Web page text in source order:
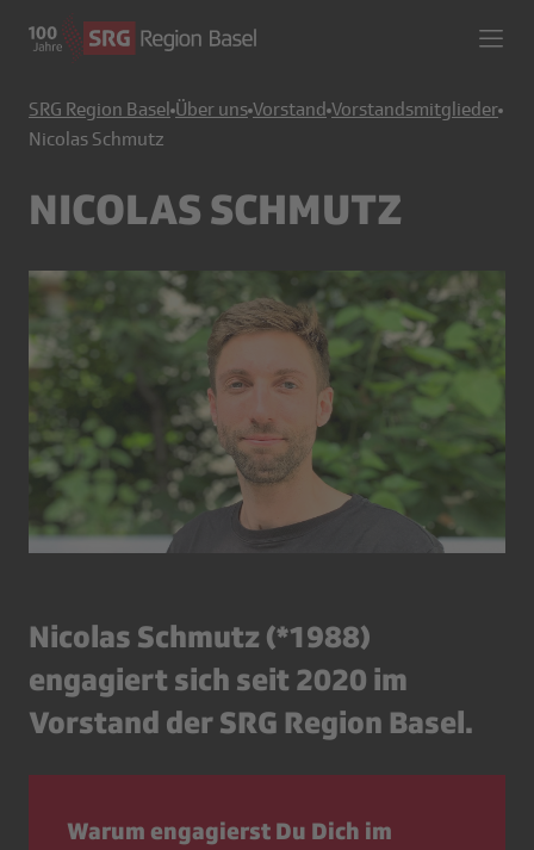
SRG Region Basel Über uns Vorstand Vorstandsmitglieder
Nicolas Schmutz
NICOLAS SCHMUTZ
Nicolas Schmutz (*1988)
engagiert sich seit 2020 im
Vorstand der SRG Region Basel.
Warum engagierst Du Dich im